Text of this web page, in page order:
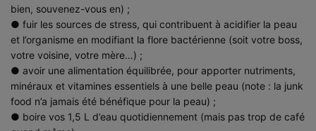
bien, souvenez-vous en) ;
● fuir les sources de stress, qui contribuent à acidifier la peau
et l’organisme en modifiant la flore bactérienne (soit votre boss,
votre voisine, votre mère…) ;
● avoir une alimentation équilibrée, pour apporter nutriments,
minéraux et vitamines essentiels à une belle peau (note : la junk
food n’a jamais été bénéfique pour la peau) ;
● boire vos 1,5 L d’eau quotidiennement (mais pas trop de café